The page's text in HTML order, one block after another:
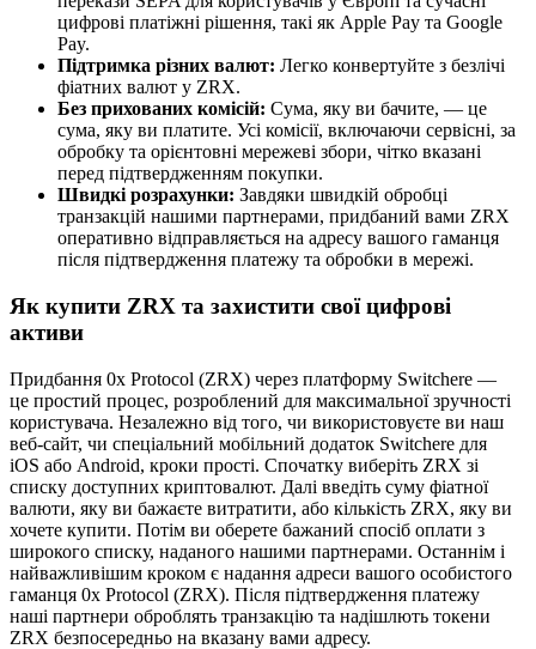
цифрові платіжні рішення, такі як Apple Pay та Google
Pay.
Підтримка різних валют: Легко конвертуйте з безлічі
фіатних валют у ZRX.
Без прихованих комісій: Сума, яку ви бачите, — це
сума, яку ви платите. Усі комісії, включаючи сервісні, за
обробку та орієнтовні мережеві збори, чітко вказані
перед підтвердженням покупки.
Швидкі розрахунки: Завдяки швидкій обробці
транзакцій нашими партнерами, придбаний вами ZRX
оперативно відправляється на адресу вашого гаманця
після підтвердження платежу та обробки в мережі.
Як купити ZRX та захистити свої цифрові
активи
Придбання 0x Protocol (ZRX) через платформу Switchere —
це простий процес, розроблений для максимальної зручності
користувача. Незалежно від того, чи використовуєте ви наш
веб-сайт, чи спеціальний мобільний додаток Switchere для
iOS або Android, кроки прості. Спочатку виберіть ZRX зі
списку доступних криптовалют. Далі введіть суму фіатної
валюти, яку ви бажаєте витратити, або кількість ZRX, яку ви
хочете купити. Потім ви оберете бажаний спосіб оплати з
широкого списку, наданого нашими партнерами. Останнім і
найважливішим кроком є надання адреси вашого особистого
гаманця 0x Protocol (ZRX). Після підтвердження платежу
наші партнери оброблять транзакцію та надішлють токени
ZRX безпосередньо на вказану вами адресу.